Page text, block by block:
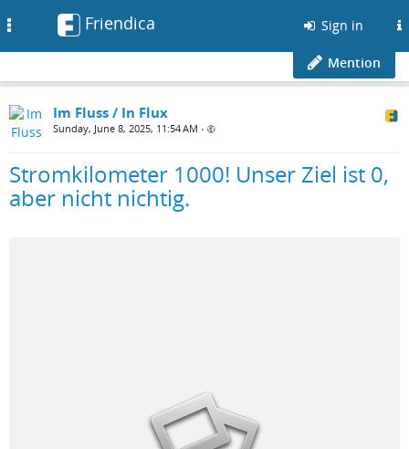
Friendica Sign in
Mention
Im Fluss / In Flux
Sunday, June 8, 2025, 11:54 AM •
Stromkilometer 1000! Unser Ziel ist 0,
aber nicht nichtig.